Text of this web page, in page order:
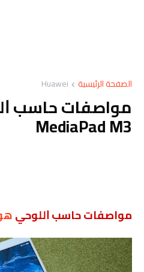
الصفحة الرئيسية Huawei
مواصفات حاسب
MediaPad M3
مواصفات حاسب ﺍﻟﻠﻮﺣﻲ